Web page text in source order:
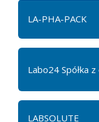
LA-PHA-PACK
Labo24 Spółka z
LABSOLUTE